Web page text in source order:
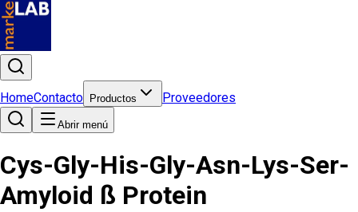
HomeContacto Productos Proveedores
Abrir menú
Cys-Gly-His-Gly-Asn-Lys-Ser-
Amyloid ß Protein